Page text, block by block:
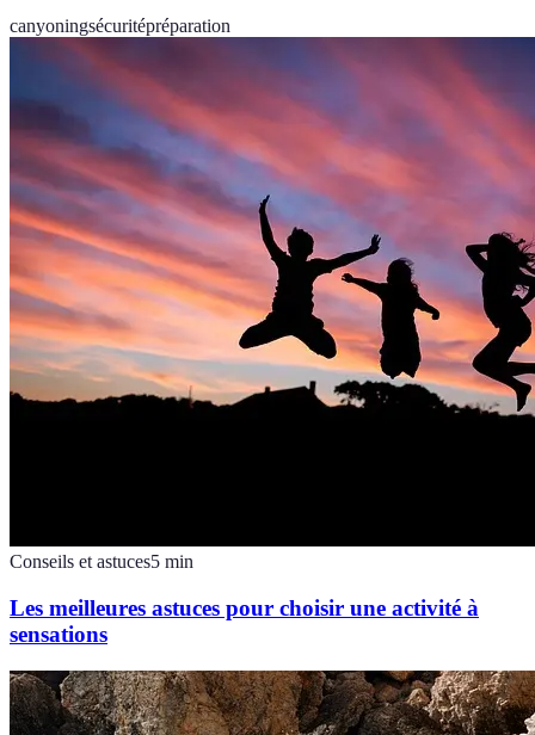
canyoningsécuritépréparation
Conseils et astuces5 min
Les meilleures astuces pour choisir une activité à
sensations